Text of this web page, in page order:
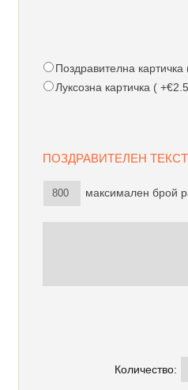
Поздравителна
Луксозна картичка (
ПОЗДРАВИТЕЛЕН
максимален брой
Количество: